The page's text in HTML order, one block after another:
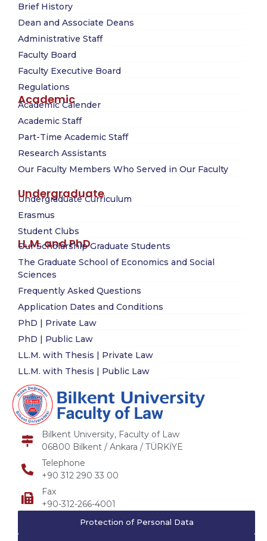
Brief History
Dean and Associate Deans
Administrative Staff
Faculty Board
Faculty Executive Board
Regulations
Academic
Academic Calender
Academic Staff
Part-Time Academic Staff
Research Assistants
Our Faculty Members Who Served in Our Faculty
Undergraduate
Undergraduate Curriculum
Erasmus
Student Clubs
LL.M. and PhD
Our Scholarship Graduate Students
The Graduate School of Economics and Social
Sciences
Frequently Asked Questions
Application Dates and Conditions
PhD | Private Law
PhD | Public Law
LL.M. with Thesis | Private Law
LL.M. with Thesis | Public Law
Bilkent University, Faculty of Law
06800 Bilkent / Ankara / TÜRKİYE
Telephone
+90 312 290 33 00
Fax
+90-312-266-4001
Protection of Personal Data